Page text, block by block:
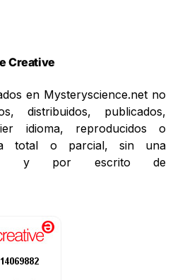
Creative
en Mysteryscience.net no
distribuidos, publicados,
idioma, reproducidos o
total o parcial, sin una
y por escrito de